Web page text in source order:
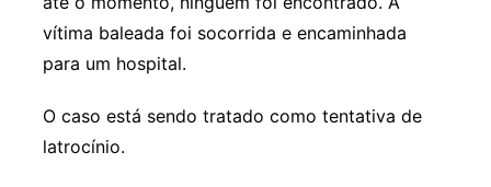
vítima baleada foi socorrida e encaminhada
para um hospital.
O caso está sendo tratado como tentativa de
latrocínio.